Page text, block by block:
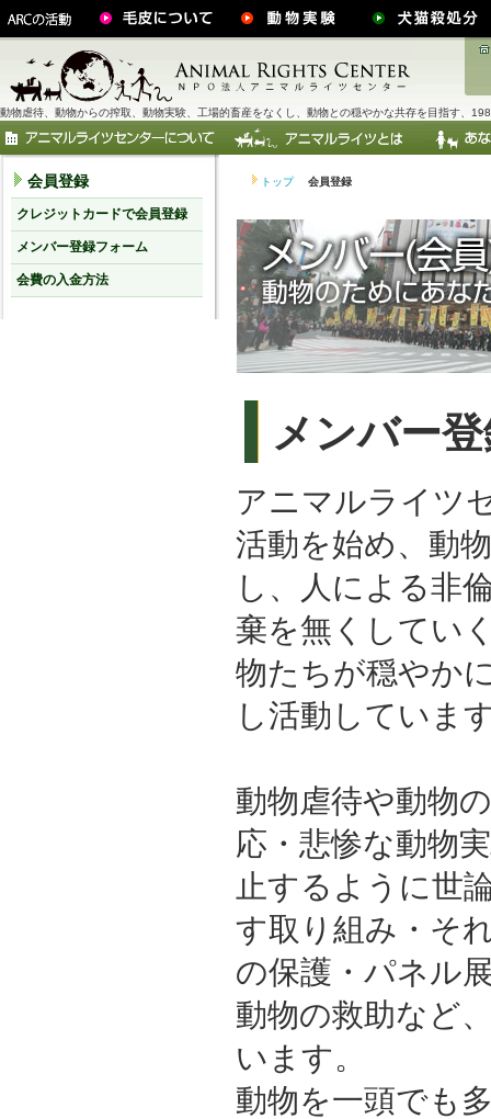
動物虐待、動物からの搾取、動物実験、工場的畜産をなくし、動物との穏やかな共存を目指す、
トップ 会員登録
メンバー
アニマルライツ
活動を始め、動
し、人による非
棄を無くしてい
物たちが穏やか
し活動していま
動物虐待や動物
応・悲惨な動物
止するように世
す取り組み・そ
の保護・パネル
動物の救助など
います。
動物を一頭でも
会員登録
クレジットカードで会員登録
メンバー登録フォーム
会費の入金方法